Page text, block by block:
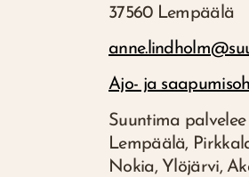
37560 Lempäälä
Ajo- ja
Suuntima
Lempäälä,
Nokia, Ylöjärvi,